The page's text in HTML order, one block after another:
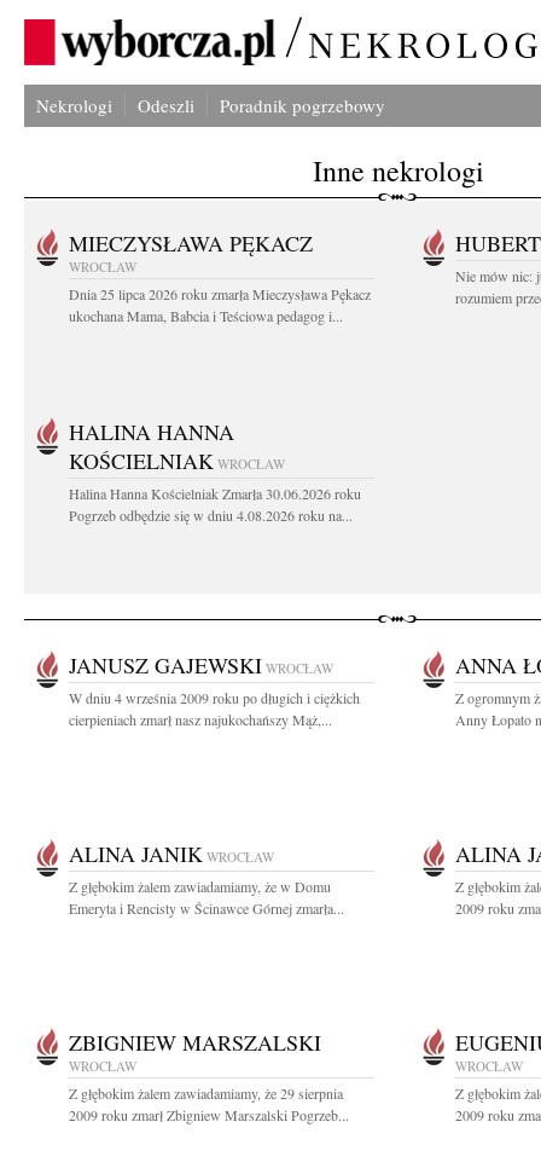
Nekrologi Odeszli Poradnik pogrzebowy
Inne nekrologi
MIECZYSŁAWA PĘKACZ
WROCŁAW
Dnia 25 lipca 2026 roku zmarła Mieczysława Pękacz
ukochana Mama, Babcia i Teściowa pedagog i...
Nie mów nic:
rozumiem
HALINA HANNA
KOŚCIELNIAK WROCŁAW
Halina Hanna Kościelniak Zmarła 30.06.2026 roku
Pogrzeb odbędzie się w dniu 4.08.2026 roku na...
JANUSZ GAJEWSKI WROCŁAW
W dniu 4 września 2009 roku po długich i ciężkich
cierpieniach zmarł nasz najukochańszy Mąż,...
ANNA
Z ogromnym
Anny Łopato
ALINA JANIK WROCŁAW
Z głębokim żalem zawiadamiamy, że w Domu
Emeryta i Rencisty w Ścinawce Górnej zmarła...
ALINA
Z głębokim
2009 roku
ZBIGNIEW MARSZALSKI
WROCŁAW
Z głębokim żalem zawiadamiamy, że 29 sierpnia
2009 roku zmarł Zbigniew Marszalski Pogrzeb...
WROCŁAW
Z głębokim
2009 roku